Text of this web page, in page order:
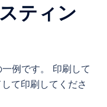
ティン
例です。 印刷して
て印刷してくださ